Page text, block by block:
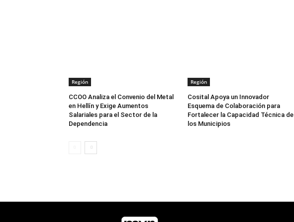
Región
CCOO Analiza el Convenio del Metal
en Hellín y Exige Aumentos
Salariales para el Sector de la
Dependencia
Región
Cosital Apoya un Innovador
Esquema de Colaboración para
Fortalecer la Capacidad Técnica de
los Municipios